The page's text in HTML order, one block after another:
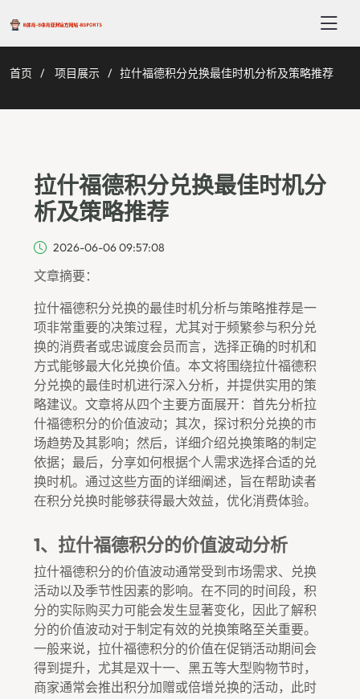
首页 项目展示 拉什福德积分兑换最佳时机分析及策略推荐
拉什福德积分兑换最佳时机分
析及策略推荐
2026-06-06 09:57:08
文章摘要：
拉什福德积分兑换的最佳时机分析与策略推荐是一
项非常重要的决策过程，尤其对于频繁参与积分兑
换的消费者或忠诚度会员而言，选择正确的时机和
方式能够最大化兑换价值。本文将围绕拉什福德积
分兑换的最佳时机进行深入分析，并提供实用的策
略建议。文章将从四个主要方面展开：首先分析拉
什福德积分的价值波动；其次，探讨积分兑换的市
场趋势及其影响；然后，详细介绍兑换策略的制定
依据；最后，分享如何根据个人需求选择合适的兑
换时机。通过这些方面的详细阐述，旨在帮助读者
在积分兑换时能够获得最大效益，优化消费体验。
1、拉什福德积分的价值波动分析
拉什福德积分的价值波动通常受到市场需求、兑换
活动以及季节性因素的影响。在不同的时间段，积
分的实际购买力可能会发生显著变化，因此了解积
分的价值波动对于制定有效的兑换策略至关重要。
一般来说，拉什福德积分的价值在促销活动期间会
得到提升，尤其是双十一、黑五等大型购物节时，
商家通常会推出积分加赠或倍增兑换的活动，此时